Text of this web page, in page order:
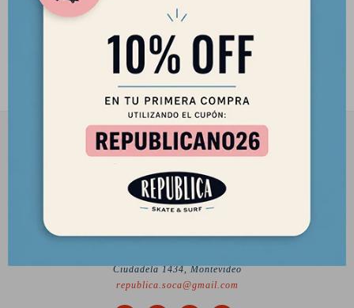
M/L (+14)
2.390
Lunes a Viernes de 12 a 18 hs y Sábados de 12 a 17 hs.
Ciudadela 1434, Montevideo
republica.soca@gmail.com